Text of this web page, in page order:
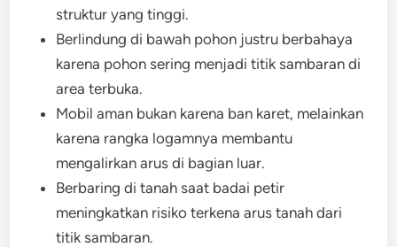
struktur yang tinggi.
Berlindung di bawah pohon justru berbahaya
karena pohon sering menjadi titik sambaran di
area terbuka.
Mobil aman bukan karena ban karet, melainkan
karena rangka logamnya membantu
mengalirkan arus di bagian luar.
Berbaring di tanah saat badai petir
meningkatkan risiko terkena arus tanah dari
titik sambaran.